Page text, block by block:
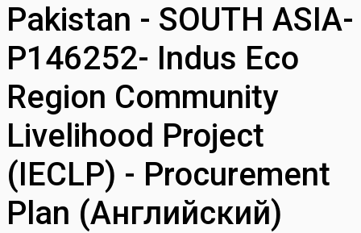
Pakistan - SOUTH ASIA-
P146252- Indus Eco
Region Community
Livelihood Project
(IECLP) - Procurement
Plan (Английский)